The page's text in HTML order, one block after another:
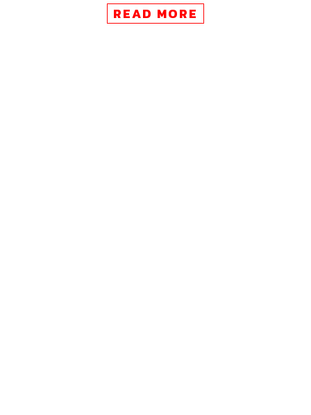
ทั้งนี้ Rivian ได้เพิ่มพนักงานใหม่จำนวนหลายพันคนในปีที่
ผ่านมา ขณะเริ่มไลน์ผลิตรถบรรทุกไฟฟ้าและ SUV รวมถึง
READ MORE